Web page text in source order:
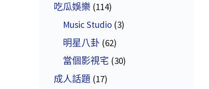
吃瓜娛樂 (114)
Music Studio (3)
明星八卦 (62)
當個影視宅 (30)
成人話題 (17)